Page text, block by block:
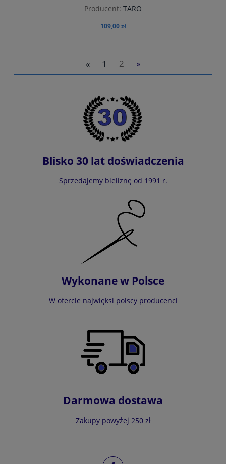
Producent: TARO
109,00 zł
« 1 2 »
Blisko 30 lat doświadczenia
Sprzedajemy bieliznę od 1991 r.
Wykonane w Polsce
W ofercie najwięksi polscy producenci
Darmowa dostawa
Zakupy powyżej 250 zł